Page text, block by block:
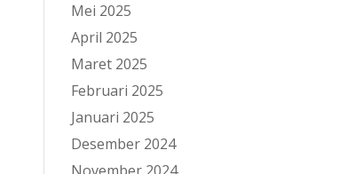
Mei 2025
April 2025
Maret 2025
Februari 2025
Januari 2025
Desember 2024